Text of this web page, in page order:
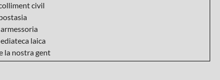
civil
laica
la nostra gent